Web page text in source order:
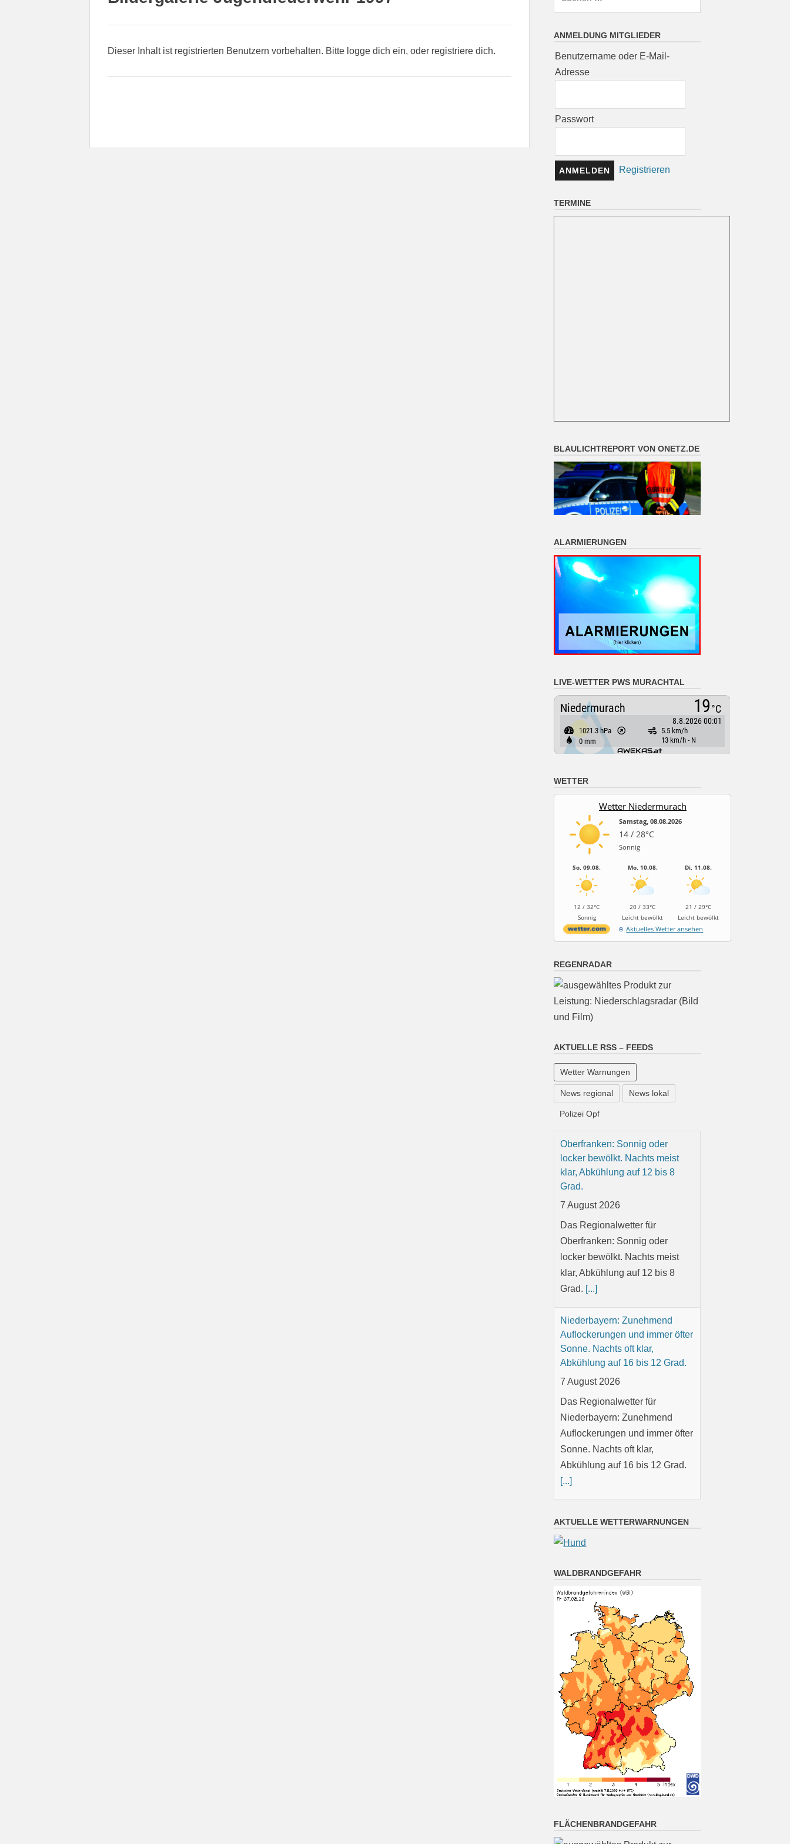
Dieser Inhalt ist registrierten Benutzern vorbehalten. Bitte logge dich ein, oder registriere dich.
ANMELDUNG MITGLIEDER
Benutzername oder E-Mail-
Adresse
Passwort
Registrieren
TERMINE
BLAULICHTREPORT VON ONETZ.DE
ALARMIERUNGEN
LIVE-WETTER PWS MURACHTAL
WETTER
Wetter Niedermurach
Samstag, 08.08.2026
14 / 28°C
Sonnig
So, 09.08.
12 / 32°C
Sonnig
Mo, 10.08.
20 / 33°C
Leicht bewölkt
Di, 11.08.
21 / 29°C
Leicht bewölkt
Aktuelles Wetter ansehen
REGENRADAR
AKTUELLE RSS – FEEDS
Wetter Warnungen
News regional News lokal
Polizei Opf
Oberfranken: Sonnig oder
locker bewölkt. Nachts meist
klar, Abkühlung auf 12 bis 8
Grad.
7 August 2026
Das Regionalwetter für
Oberfranken: Sonnig oder
locker bewölkt. Nachts meist
klar, Abkühlung auf 12 bis 8
Grad. [...]
Niederbayern: Zunehmend
Auflockerungen und immer öfter
Sonne. Nachts oft klar,
Abkühlung auf 16 bis 12 Grad.
7 August 2026
Das Regionalwetter für
Niederbayern: Zunehmend
Auflockerungen und immer öfter
Sonne. Nachts oft klar,
Abkühlung auf 16 bis 12 Grad.
[...]
bewölkt. Nachts meist klar,
Abkühlung auf 14 bis 9 Grad.
Oberpfalz: Sonnig oder locker
bewölkt. Nachts meist klar,
Abkühlung auf 14 bis 9 Grad.
München (7.8. 16:00):
wolkenlos 27°
7 August 2026
Wetterwerte von Freitag
07.08.2026 16:00:
Wetterzustand: wolkenlos
Lufttemperatur in 2 Metern
Höhe: 27° mittlere
Nürnberg (7.8. 16:00):
AKTUELLE WETTERWARNUNGEN
WALDBRANDGEFAHR
FLÄCHENBRANDGEFAHR